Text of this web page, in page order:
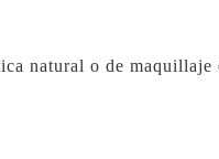
natural o de